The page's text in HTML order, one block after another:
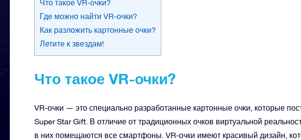
Что такое VR-очки?
Где можно найти VR-очки?
Как разложить картонные очки?
Летите к звездам!
Что такое VR-очки?
VR-очки — это специально разработанные картонные очки, которые
Super Star Gift. В отличие от традиционных очков виртуальной
в них помещаются все смартфоны. VR-очки имеют красивый дизайн,